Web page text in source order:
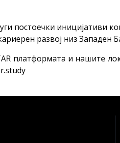
постоечки иницијативи
развој низ Западен
платформата и нашите